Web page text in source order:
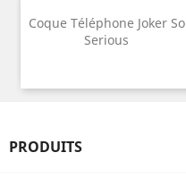
Coque Téléphone Joker So
Serious
PRODUITS